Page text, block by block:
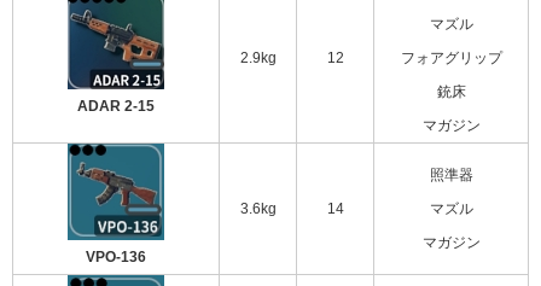
ADAR 2-15
2.9kg 12
マズル
フォアグリップ
銃床
マガジン
VPO-136
3.6kg 14
照準器
マズル
マガジン